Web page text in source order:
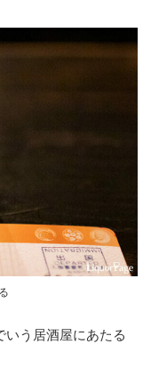
いう居酒屋にあたる